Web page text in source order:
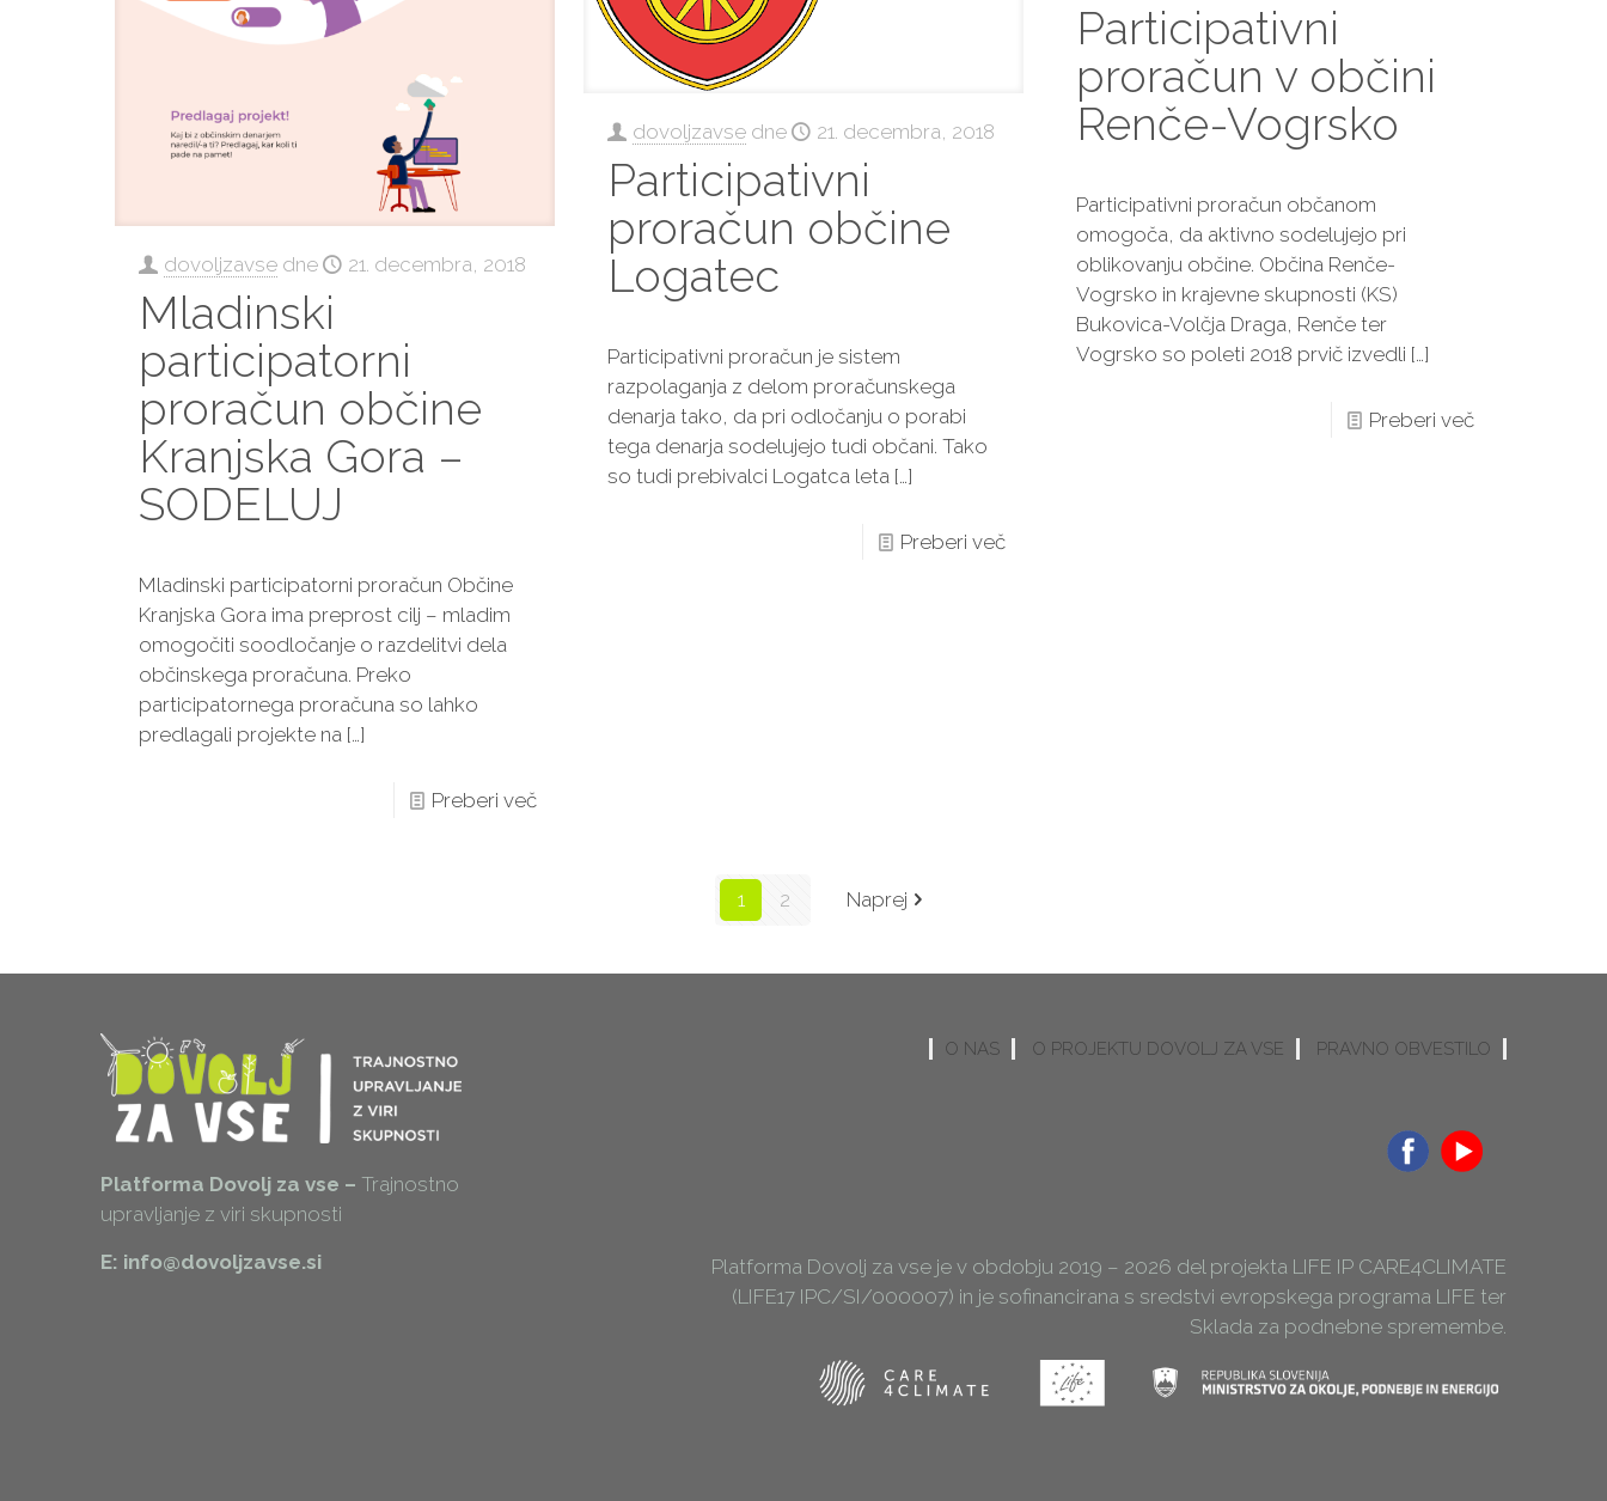
dovoljzavse dne 21. decembra, 2018
Mladinski
participatorni
proračun občine
Kranjska Gora –
SODELUJ
Mladinski participatorni proračun Občine
Kranjska Gora ima preprost cilj – mladim
omogočiti soodločanje o razdelitvi dela
občinskega proračuna. Preko
participatornega proračuna so lahko
predlagali projekte na […]
Preberi več
dovoljzavse dne 21. decembra, 2018
Participativni
proračun občine
Logatec
Participativni proračun je sistem
razpolaganja z delom proračunskega
denarja tako, da pri odločanju o porabi
tega denarja sodelujejo tudi občani. Tako
so tudi prebivalci Logatca leta […]
Preberi več
Participativni
proračun v občini
Renče-Vogrsko
Participativni proračun občanom
omogoča, da aktivno sodelujejo pri
oblikovanju občine. Občina Renče-
Vogrsko in krajevne skupnosti (KS)
Bukovica-Volčja Draga, Renče ter
Vogrsko so poleti 2018 prvič izvedli […]
Preberi več
1 2 Naprej
Platforma Dovolj za vse – Trajnostno
upravljanje z viri skupnosti
E: info@dovoljzavse.si
O NAS O PROJEKTU DOVOLJ ZA VSE PRAVNO OBVESTILO
Platforma Dovolj za vse je v obdobju 2019 – 2026 del projekta LIFE IP CARE4CLIMATE
(LIFE17 IPC/SI/000007) in je sofinancirana s sredstvi evropskega programa LIFE ter
Sklada za podnebne spremembe.